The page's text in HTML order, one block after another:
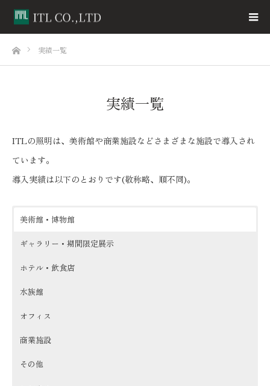
ホーム実績一覧
実績一覧
ITLの照明は、美術館や商業施設などさまざまな施設で導入され
ています。
導入実績は以下のとおりです(敬称略、順不同)。
美術館・博物館
ギャラリー・期間限定展示
ホテル・飲食店
水族館
オフィス
商業施設
その他